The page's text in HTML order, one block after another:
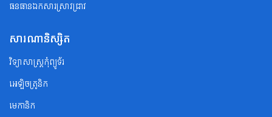
ធនធានឯកសារស្រាវជ្រាវ
សារណានិស្សិត
វិទ្យាសាស្ត្រកុំព្យូទ័រ
អេឡិចត្រូនិក
មេកានិក